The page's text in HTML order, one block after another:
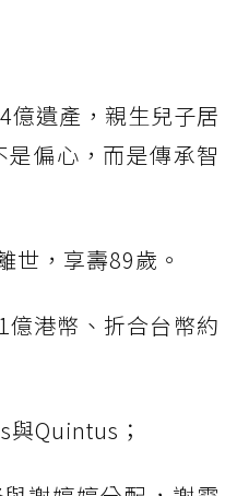
億遺產，親生兒子居
偏心，而是傳承智
世，享壽89歲。
港幣、折合台幣約
Quintus；